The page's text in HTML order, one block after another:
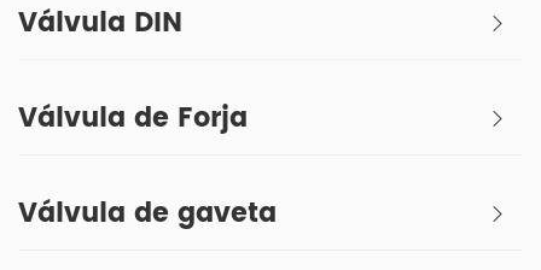
Válvula DIN
Válvula de Forja
Válvula de gaveta